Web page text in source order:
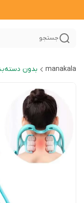
جستجو
manakala بدون